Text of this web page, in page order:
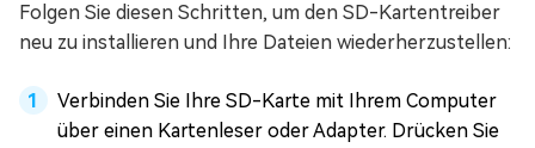
Folgen Sie diesen Schritten, um den SD-Kartentreiber
neu zu installieren und Ihre Dateien wiederherzustellen:
Verbinden Sie Ihre SD-Karte mit Ihrem Computer
über einen Kartenleser oder Adapter. Drücken Sie